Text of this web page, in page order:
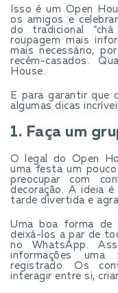
Isso é um Open
os amigos e
do tradicional
roupagem mais
mais necessário,
recém-casados.
House.
E para garantir que
algumas dicas
1. Faça um
O legal do Open
uma festa um
preocupar com
decoração. A ideia
tarde divertida e
Uma boa forma de
deixá-los a par de
no WhatsApp.
informações
registrado. Os
interagir entre si,